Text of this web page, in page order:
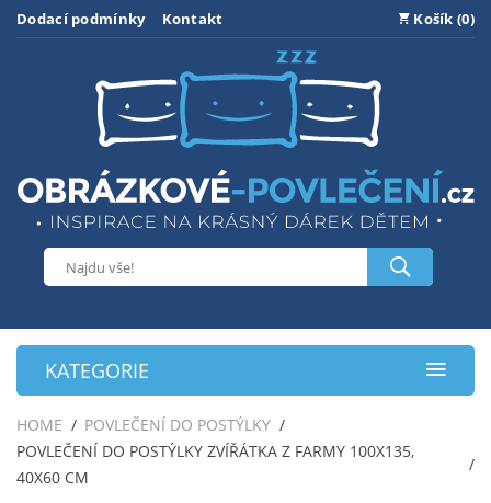
Dodací podmínky Kontakt Košík (0)
KATEGORIE
HOME
POVLEČENÍ DO POSTÝLKY
POVLEČENÍ DO POSTÝLKY ZVÍŘÁTKA Z FARMY 100X135,
40X60 CM